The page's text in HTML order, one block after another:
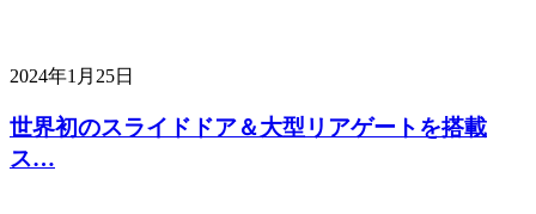
2024年1月25日
世界初のスライドドア＆大型リアゲートを搭載
ス…